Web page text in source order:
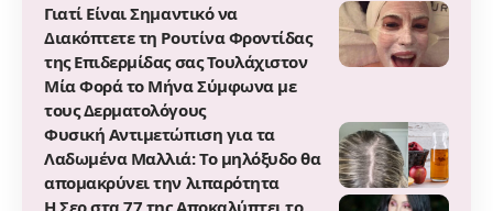
Γιατί Είναι Σημαντικό να
Διακόπτετε τη Ρουτίνα Φροντίδας
της Επιδερμίδας σας Τουλάχιστον
Μία Φορά το Μήνα Σύμφωνα με
τους Δερματολόγους
Φυσική Αντιμετώπιση για τα
Λαδωμένα Μαλλιά: Το μηλόξυδο θα
απομακρύνει την λιπαρότητα
Η Σερ στα 77 της Αποκαλύπτει το